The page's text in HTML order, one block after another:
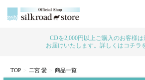
CDを2,000円以上ご購入のお客様
お届けいたします。詳しくはコチラ
TOP 二宮 愛 商品一覧